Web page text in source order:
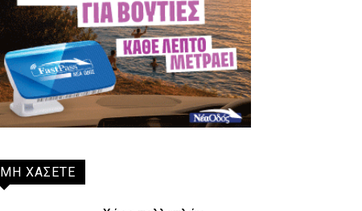
ΜΗ ΧΑΣΕΤΕ